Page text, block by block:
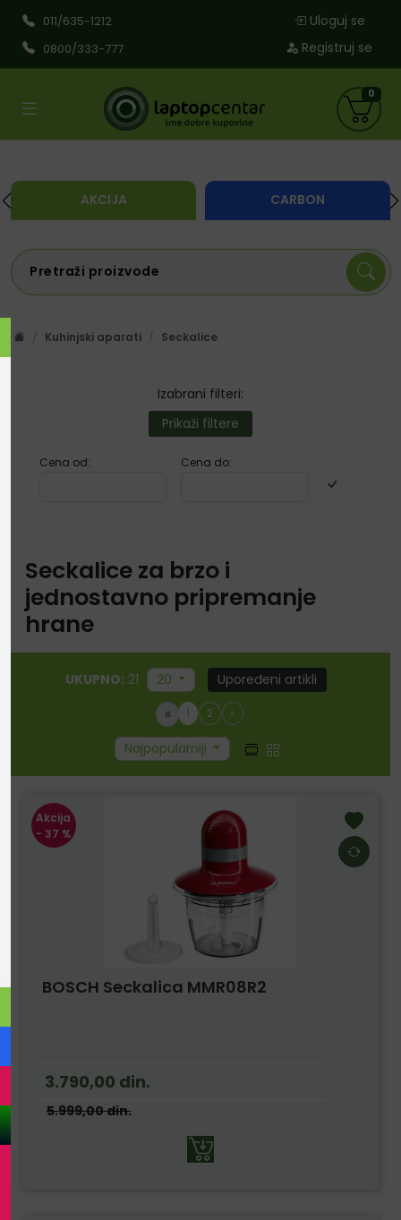
011/635-1212
0800/333-777
Uloguj se
Registruj se
AKCIJA CARBON
0
Kuhinjski aparati Seckalice
Izabrani filteri:
Prikaži filtere
Cena od: Cena do:
Seckalice za brzo i
jednostavno pripremanje
hrane
UKUPNO: 21 20 Upoređeni artikli
« 1 2 »
Najpopularniji
Akcija
- 37 %
BOSCH Seckalica MMR08R2
3.790,00 din.
5.999,00din.